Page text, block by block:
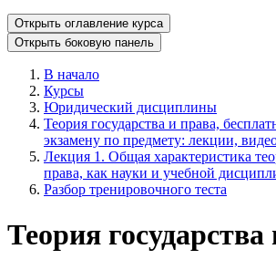
Открыть оглавление курса
Открыть боковую панель
В начало
Курсы
Юридический дисциплины
Теория государства и права,
экзамену по предмету: лекции,
Лекция 1. Общая характеристика
права, как науки и учебной
Разбор тренировочного теста
Теория государства